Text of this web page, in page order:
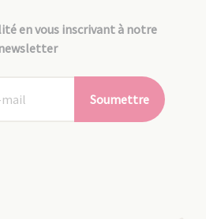
en vous inscrivant à notre
Soumettre